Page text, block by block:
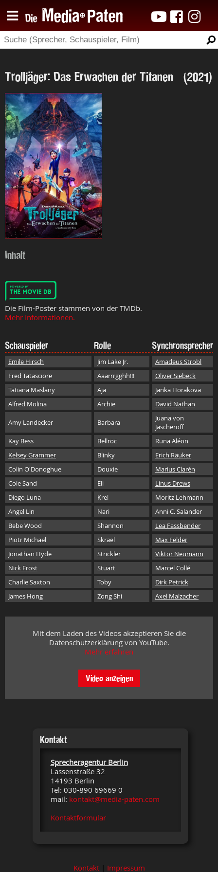
Trolljäger: Das Erwachen der Titanen (2021)
Inhalt
Die Film-Poster stammen von der TMDb.
Mehr Informationen.
Schauspieler Rolle Synchronsprecher
Emile Hirsch Jim Lake Jr.
Amadeus Strobl
Fred Tatasciore
Aaarrrgghh!!!
Oliver Siebeck
Tatiana Maslany
Aja
Janka Horakova
Alfred Molina
Archie David Nathan
Amy Landecker Barbara
Juana von
Jascheroff
Kay Bess
Bellroc
Runa Aléon
Kelsey Grammer
Blinky
Erich Räuker
Colin O'Donoghue
Douxie
Marius Clarén
Cole Sand
Eli
Linus Drews
Diego Luna
Krel
Moritz Lehmann
Angel Lin
Nari
Anni C. Salander
Bebe Wood
Shannon
Lea Fassbender
Piotr Michael
Skrael
Max Felder
Jonathan Hyde
Strickler
Viktor Neumann
Nick Frost
Stuart
Marcel Collé
Charlie Saxton
Toby
Dirk Petrick
James Hong
Zong Shi Axel Malzacher
Mit dem Laden des Videos akzeptieren Sie die
Datenschutzerklärung von YouTube.
Mehr erfahren
Video anzeigen
Kontakt
Sprecheragentur Berlin
Lassenstraße 32
14193 Berlin
Tel: 030-890 69669 0
mail: kontakt@media-paten.com
Kontaktformular
Kontakt| Impressum